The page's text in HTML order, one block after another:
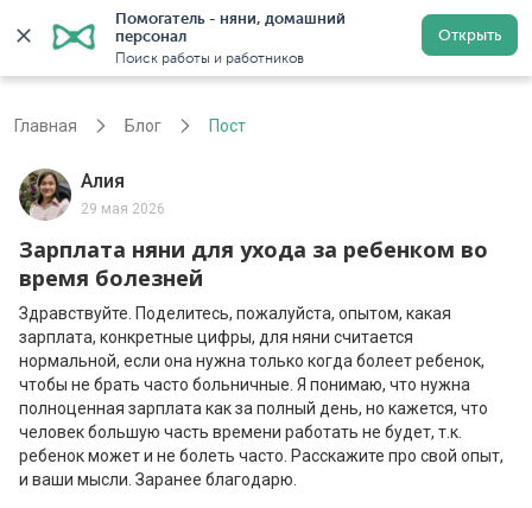
Помогатель - няни, домашний
персонал
Поиск работы и работников
Открыть
Регистрация
Главная Блог Пост
Алия
29 мая 2026
Зарплата няни для ухода за ребенком во
время болезней
Здравствуйте. Поделитесь, пожалуйста, опытом, какая
зарплата, конкретные цифры, для няни считается
нормальной, если она нужна только когда болеет ребенок,
чтобы не брать часто больничные. Я понимаю, что нужна
полноценная зарплата как за полный день, но кажется, что
человек большую часть времени работать не будет, т.к.
ребенок может и не болеть часто. Расскажите про свой опыт,
и ваши мысли. Заранее благодарю.